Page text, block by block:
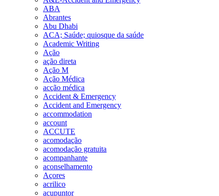
ABA
Abrantes
Abu Dhabi
ACA; Saúde; quiosque da saúde
Academic Writing
Ação
ação direta
Ação M
Ação Médica
acção médica
Accident & Emergency
Accident and Emergency
accommodation
account
ACCUTE
acomodação
acomodação gratuita
acompanhante
aconselhamento
Açores
acrilico
acupuntor